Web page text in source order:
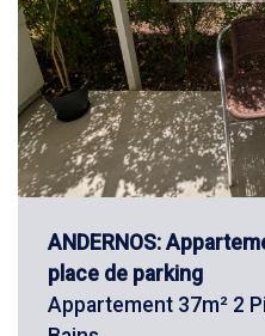
ANDERNOS:
place de parking
Appartement 37m² 2